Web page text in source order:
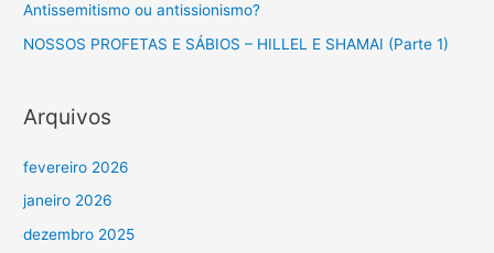
r
:
Antissemitismo ou antissionismo?
NOSSOS PROFETAS E SÁBIOS – HILLEL E SHAMAI (Parte 1)
Arquivos
fevereiro 2026
janeiro 2026
dezembro 2025